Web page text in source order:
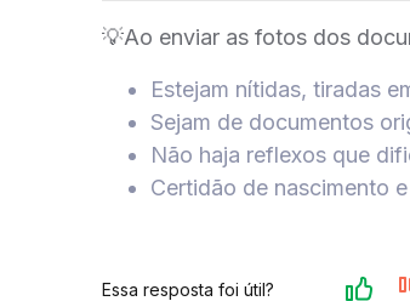
💡Ao enviar as fotos dos
Estejam nítidas, tiradas
Sejam de documentos
Não haja reflexos que
Certidão de nascimento
Essa resposta foi útil?